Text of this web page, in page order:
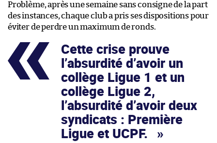
Problème, après une semaine sans consigne de la part
des instances, chaque club a pris ses dispositions pour
éviter de perdre un maximum de ronds.
Cette crise prouve
l’absurdité d’avoir un
collège Ligue 1 et un
collège Ligue 2,
l’absurdité d’avoir deux
syndicats : Première
Ligue et UCPF.